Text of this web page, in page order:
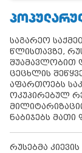
საგარეო
წლისთავზე,
შუამავლობით
ცეცხლის
აფართოებს
ოკუპირებულ
ნაბიჯებს მათი
რუსებმა